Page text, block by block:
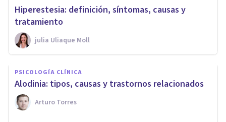
Hiperestesia: definición, síntomas, causas y
tratamiento
​julia Uliaque Moll
PSICOLOGÍA CLÍNICA
Alodinia: tipos, causas y trastornos relacionados
Arturo Torres
​Trastorno Esquizoafectivo:
causas, síntomas y tratamiento